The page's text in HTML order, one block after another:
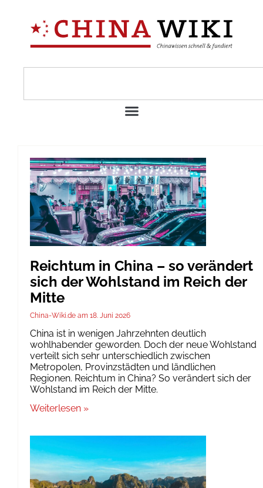
Reichtum in China – so verändert
sich der Wohlstand im Reich der
Mitte
China-Wiki.de 18. Juni 2026
China ist in wenigen Jahrzehnten deutlich
wohlhabender geworden. Doch der neue Wohlstand
verteilt sich sehr unterschiedlich zwischen
Metropolen, Provinzstädten und ländlichen
Regionen. Reichtum in China? So verändert sich der
Wohlstand im Reich der Mitte.
Weiterlesen »